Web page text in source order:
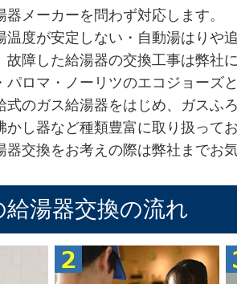
メーカーを問わず対応します。
温度が安定しない・自動湯はりや
故障した給湯器の交換工事は弊社
パロマ・ノーリツのエコジョーズ
式のガス給湯器をはじめ、ガスふ
かし器など種類豊富に取り扱って
器交換をお考えの際は弊社までお
湯器交換の流れ